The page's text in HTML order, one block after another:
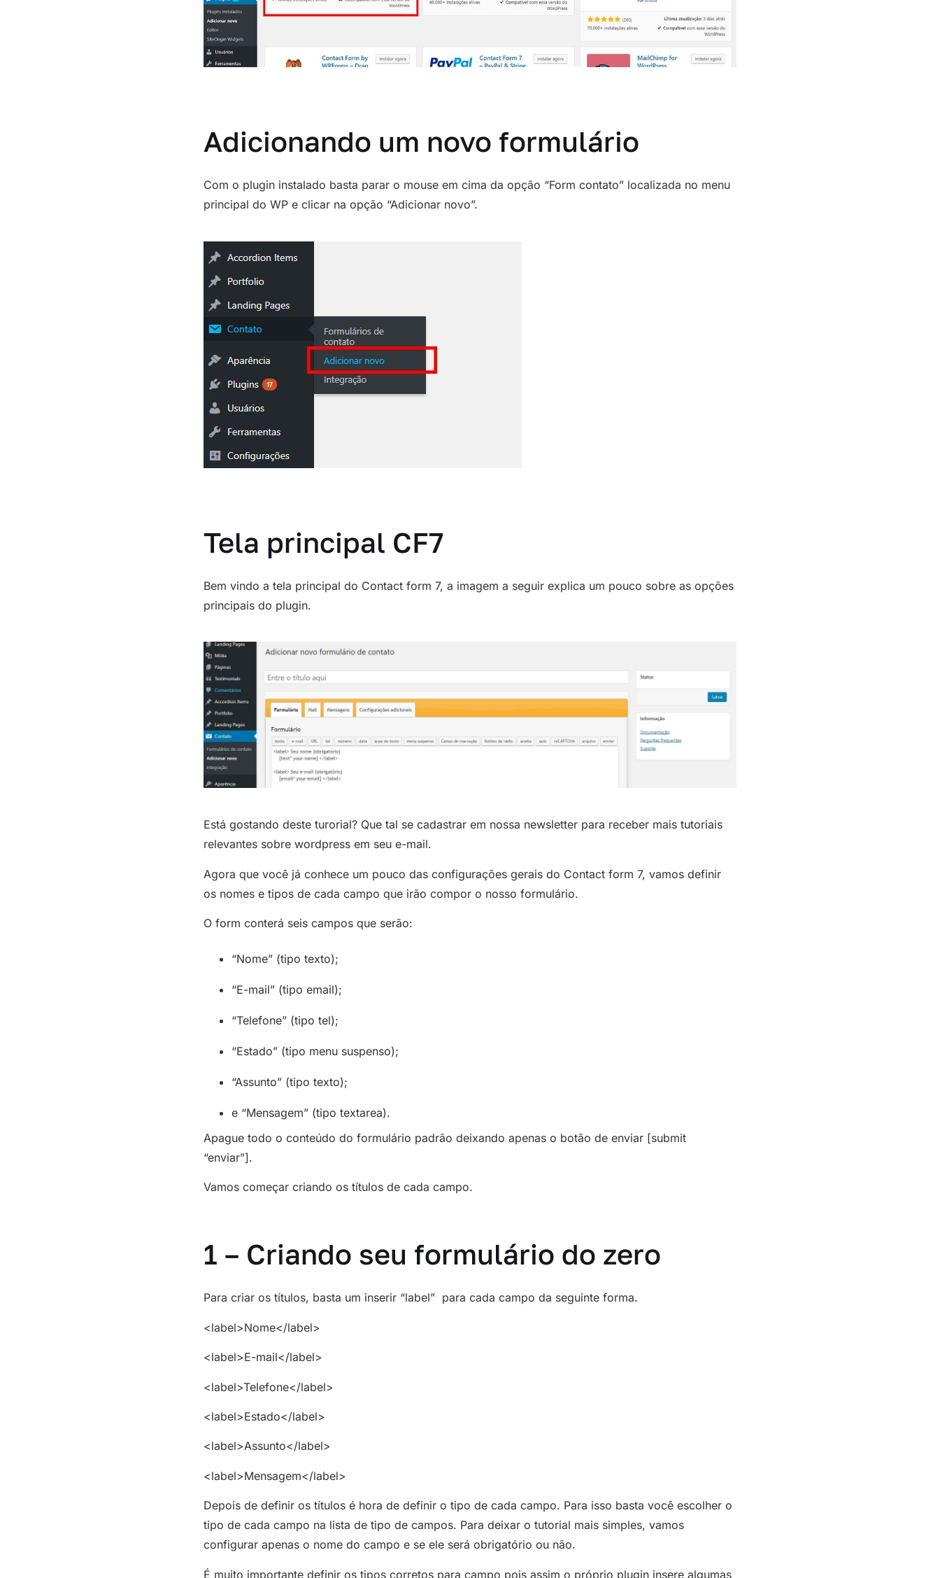
Adicionando um novo formulário
Com o plugin instalado basta parar o mouse em cima da opção “Form contato” localizada no menu
principal do WP e clicar na opção “Adicionar novo”.
Tela principal CF7
Bem vindo a tela principal do Contact form 7, a imagem a seguir explica um pouco sobre as opções
principais do plugin.
Está gostando deste turorial? Que tal se cadastrar em nossa newsletter para receber mais tutoriais
relevantes sobre wordpress em seu e-mail.
Agora que você já conhece um pouco das configurações gerais do Contact form 7, vamos definir
os nomes e tipos de cada campo que irão compor o nosso formulário.
O form conterá seis campos que serão:
“Nome” (tipo texto);
“E-mail” (tipo email);
“Telefone” (tipo tel);
“Estado” (tipo menu suspenso);
“Assunto” (tipo texto);
e “Mensagem” (tipo textarea).
Apague todo o conteúdo do formulário padrão deixando apenas o botão de enviar [submit
“enviar”].
Vamos começar criando os títulos de cada campo.
1 – Criando seu formulário do zero
Para criar os títulos, basta um inserir “label” para cada campo da seguinte forma.
<label>Nome</label>
<label>E-mail</label>
<label>Telefone</label>
<label>Estado</label>
<label>Assunto</label>
<label>Mensagem</label>
Depois de definir os títulos é hora de definir o tipo de cada campo. Para isso basta você escolher o
tipo de cada campo na lista de tipo de campos. Para deixar o tutorial mais simples, vamos
configurar apenas o nome do campo e se ele será obrigatório ou não.
É muito importante definir os tipos corretos para campo pois assim o próprio plugin insere algumas